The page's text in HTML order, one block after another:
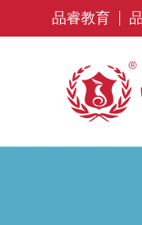
品睿教育